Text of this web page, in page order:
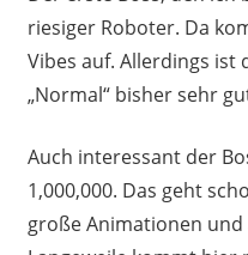
riesiger Roboter. Da
Vibes auf. Allerdings ist
„Normal“ bisher sehr
Auch interessant der
1,000,000. Das geht
große Animationen